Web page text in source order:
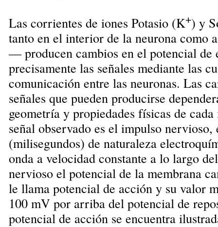
Las corrientes de iones Potasio (K+) y
tanto en el interior de la neurona como
— producen cambios en el potencial de
precisamente las señales mediante las
comunicación entre las neuronas. Las
señales que pueden producirse
geometría y propiedades físicas de
señal observado es el impulso
(milisegundos) de naturaleza
onda a velocidad constante a lo largo
nervioso el potencial de la membrana
le llama potencial de acción y su valor
100 mV por arriba del potencial de
potencial de acción se encuentra